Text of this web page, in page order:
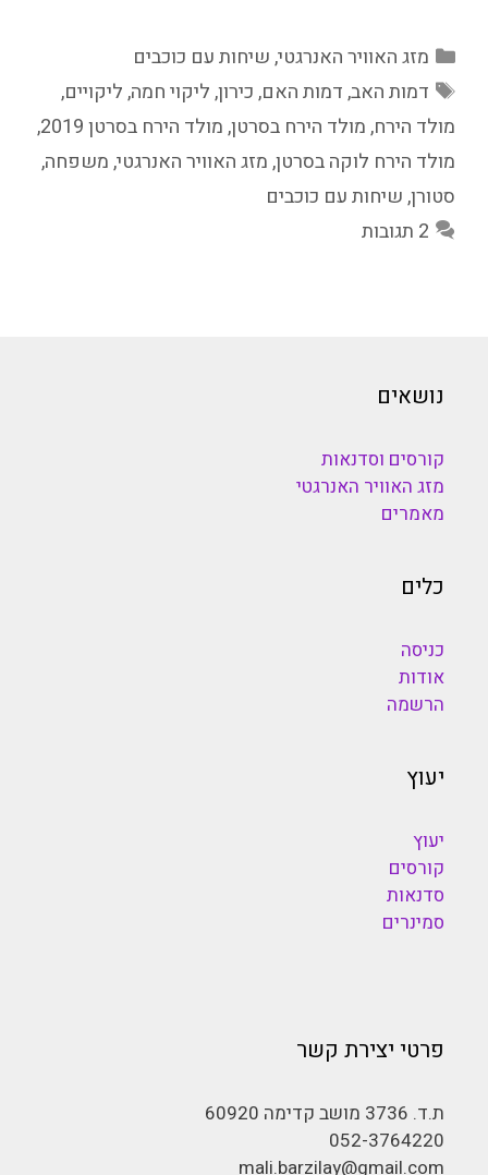
קטגוריות
מזג האוויר האנרגטי,שיחות עם כוכבים
תגיות
דמות האב,דמות האם,כירון,ליקוי חמה,ליקויים,
מולד הירח,מולד הירח בסרטן,מולד הירח בסרטן 2019
,
מולד הירח לוקה בסרטן,מזג האוויר האנרגטי,משפחה,
סטורן,שיחות עם כוכבים
2 תגובות
נושאים
קורסים וסדנאות
מזג האוויר האנרגטי
מאמרים
כלים
כניסה
אודות
הרשמה
יעוץ
יעוץ
קורסים
סדנאות
סמינרים
פרטי יצירת קשר
ת.ד. 3736 מושב קדימה 60920
052-3764220
mali.barzilay@gmail.com